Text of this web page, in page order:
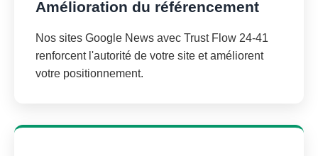
Amélioration du référencement
Nos sites Google News avec Trust Flow 24-41
renforcent l'autorité de votre site et améliorent
votre positionnement.